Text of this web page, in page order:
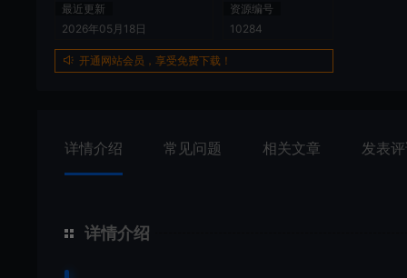
最近更新
2026年05月18日
资源编号
10284
开通网站会员，享受免费下载！
详情介绍 常见问题 相关文章 发表
详情介绍